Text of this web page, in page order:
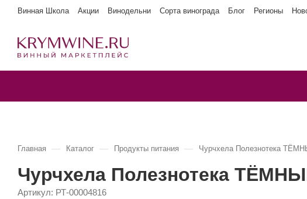
Винная Школа Акции Винодельни Сорта винограда Блог Регионы
Главная — Каталог — Продукты питания — Чурчхела Полезнотека
Чурчхела Полезнотека
Артикул: РТ-00004816